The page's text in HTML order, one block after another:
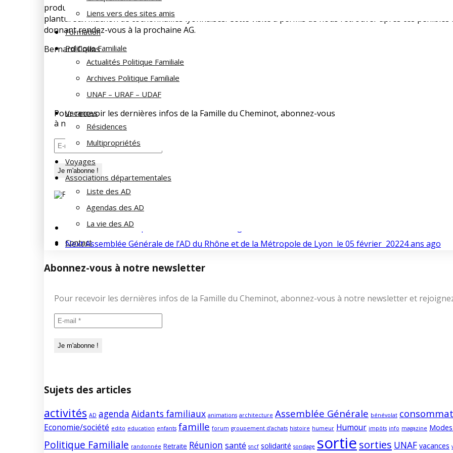
Liens vers des sites amis
Formation
Politique Familiale
Actualités Politique Familiale
Archives Politique Familiale
UNAF – URAF – UDAF
Vacances
Résidences
Multipropriétés
Voyages
Associations départementales
Liste des AD
Agendas des AD
La vie des AD
Contact
produits présentés. Habitués à la visite de groupes, l’accueil des grossistes a été très chaleureux et amical.
plantureux mâchon de cochonnailles lyonnaises. Cette visite a permis de nous retrouver après ces
donnant rendez-vous à la prochaine AG.
Bernard Collas
Pour recevoir les dernières infos de la Famille du Cheminot, abonnez-vous
à notre newsletter et rejoignez nos 197 abonnés.
PreviousL’AD 69 reprend ses sorties !
NextAssemblée Générale de l’AD du Rhône et de la Métropole de Lyon le 05 février 20224 ans ago
Abonnez-vous à notre newsletter
Pour recevoir les dernières infos de la Famille du Cheminot, abonnez-vous à notre newsletter et
Sujets des articles
activités AD agenda Aidants familiaux animations architecture Assemblée Générale bénévolat
Economie/société edito education enfants famille forum groupement d'achats histoire humeur Humour impôts info magazine
Politique Familiale randonnée Retraite Réunion santé sncf solidarité sondage sortie sorties UNAF vacances